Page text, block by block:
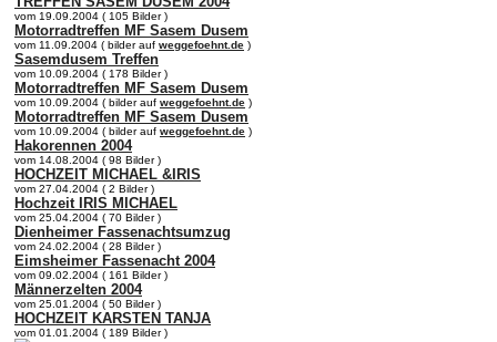
vom 19.09.2004 ( 105 Bilder )
Motorradtreffen MF Sasem Dusem
vom 11.09.2004 ( bilder auf weggefoehnt.de )
Sasemdusem Treffen
vom 10.09.2004 ( 178 Bilder )
Motorradtreffen MF Sasem Dusem
vom 10.09.2004 ( bilder auf weggefoehnt.de )
Motorradtreffen MF Sasem Dusem
vom 10.09.2004 ( bilder auf weggefoehnt.de )
Hakorennen 2004
vom 14.08.2004 ( 98 Bilder )
HOCHZEIT MICHAEL &IRIS
vom 27.04.2004 ( 2 Bilder )
Hochzeit IRIS MICHAEL
vom 25.04.2004 ( 70 Bilder )
Dienheimer Fassenachtsumzug
vom 24.02.2004 ( 28 Bilder )
Eimsheimer Fassenacht 2004
vom 09.02.2004 ( 161 Bilder )
Männerzelten 2004
vom 25.01.2004 ( 50 Bilder )
HOCHZEIT KARSTEN TANJA
vom 01.01.2004 ( 189 Bilder )